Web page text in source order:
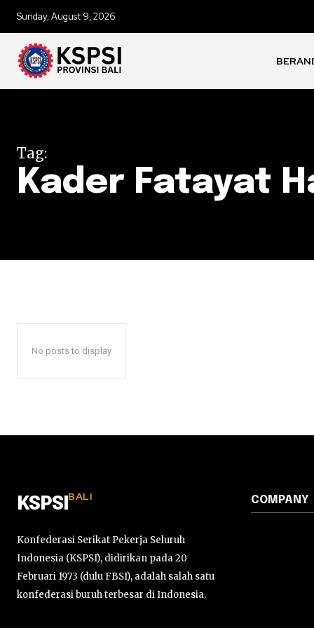
Sunday, August 9, 2026
Tag:
Kader Fatayat
No posts to display
KSPSI BALI
Konfederasi Serikat Pekerja Seluruh
Indonesia (KSPSI), didirikan pada 20
Februari 1973 (dulu FBSI), adalah salah satu
konfederasi buruh terbesar di Indonesia.
COMPANY